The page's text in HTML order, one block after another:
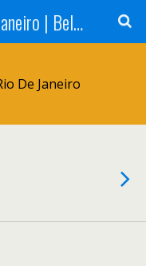
Acompanhantes Rio de Janeiro | Belas e Cia
De Janeiro